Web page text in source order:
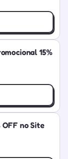
15%
OFF no Site